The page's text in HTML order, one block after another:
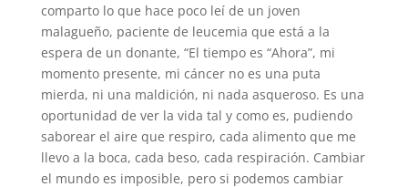
comparto lo que hace poco leí de un joven
malagueño, paciente de leucemia que está a la
espera de un donante, “El tiempo es “Ahora”, mi
momento presente, mi cáncer no es una puta
mierda, ni una maldición, ni nada asqueroso. Es una
oportunidad de ver la vida tal y como es, pudiendo
saborear el aire que respiro, cada alimento que me
llevo a la boca, cada beso, cada respiración. Cambiar
el mundo es imposible, pero si podemos cambiar